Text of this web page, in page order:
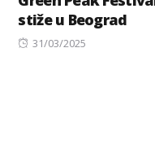
stiže u Beograd
Posted
31/03/2025